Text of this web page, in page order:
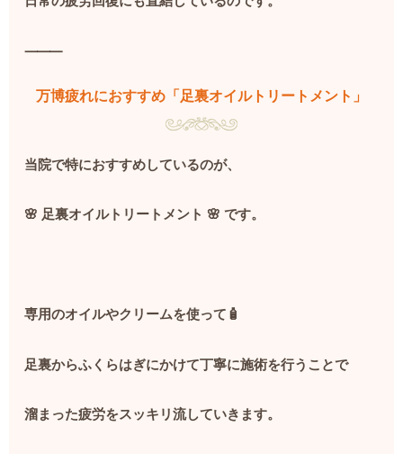
⸻
万博疲れにおすすめ「足裏オイルトリートメント」
当院で特におすすめしているのが、
🌸 足裏オイルトリートメント 🌸です。
専用のオイルやクリームを使って 🧴
足裏からふくらはぎにかけて丁寧に施術を行うことで
溜まった疲労をスッキリ流していきます。